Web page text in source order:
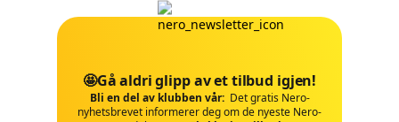
🤩Gå aldri glipp av et tilbud igjen!
Bli en del av klubben vår: Det gratis Nero-
nyhetsbrevet informerer deg om de nyeste Nero-